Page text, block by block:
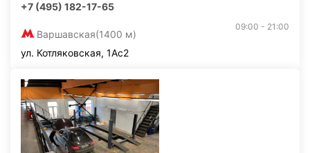
+7 (495) 182-17-65
Варшавская(1400 м)
09:00 - 21:00
ул. Котляковская, 1Ас2